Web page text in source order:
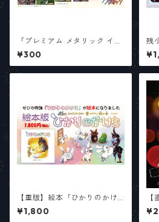
「プレミアム メタリック イラ
ストカード」バラ売り
¥300
残
&
ノ
【重版】絵本「ひかりのかけ
ら」／サウンドラビットの絵
本
¥1,800
の
ル